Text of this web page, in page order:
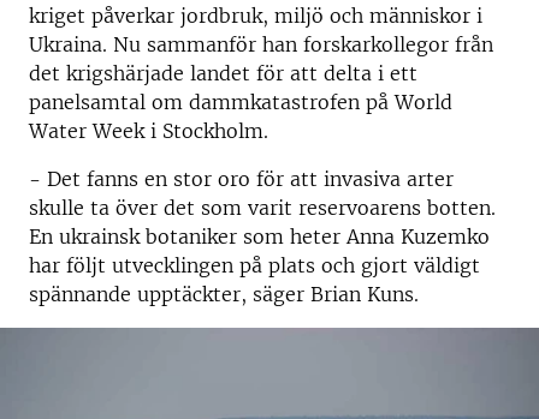
kriget påverkar jordbruk, miljö och människor i
Ukraina. Nu sammanför han forskarkollegor från
det krigshärjade landet för att delta i ett
panelsamtal om dammkatastrofen på World
Water Week i Stockholm.
- Det fanns en stor oro för att invasiva arter
skulle ta över det som varit reservoarens botten.
En ukrainsk botaniker som heter Anna Kuzemko
har följt utvecklingen på plats och gjort väldigt
spännande upptäckter, säger Brian Kuns.